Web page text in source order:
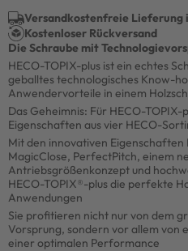
Versandkostenfreie Lieferung
Kostenloser Rückversand
Die Schraube mit
HECO-TOPIX-plus ist ein echtes
geballtes technologisches Know-
Anwendervorteile in einem
Das Geheimnis: Für HECO-
Eigenschaften aus vier HECO-
Mit den innovativen
MagicClose, PerfectPitch, einem
Antriebsgrößenkonzept und
HECO-TOPIX®-plus die perfekte
Anwendungen
Sie profitieren nicht nur von dem
Vorsprung, sondern vor allem von
einer optimalen Performance